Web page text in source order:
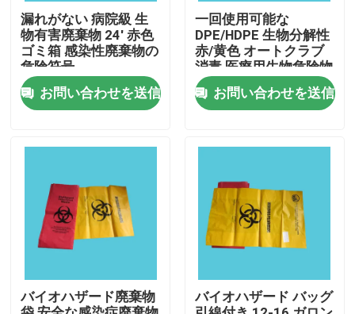
家へ
製品
ビデオ
わたしたち に つい て
工場 ツアー
品質管理
漏れがない 病院級 生
物有害廃棄物 24' 赤色
ゴミ箱 感染性廃棄物の
危険符号
お問い合わせを送信
一回使用可能な
DPE/HDPE 生物分解性
赤/黄色 オートクラブ
消毒 医療用生物危険物
ごみ袋
お問い合わせを送信
バイオハザード廃棄物
バイオハザード バッグ